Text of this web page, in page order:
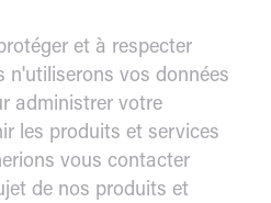
et à respecter
n'utiliserons vos données
administrer votre
les produits et services
vous contacter
de nos produits et